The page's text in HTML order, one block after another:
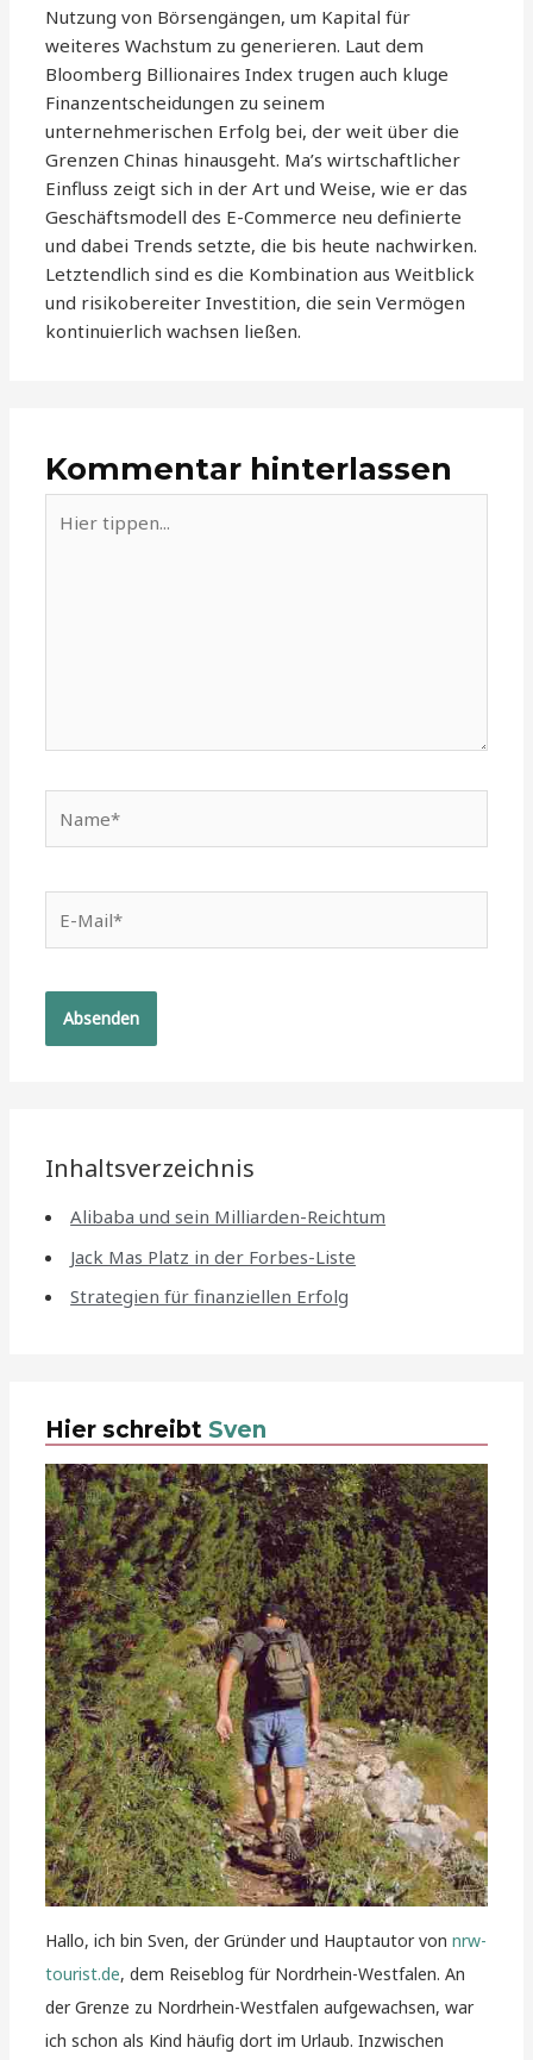
Nutzung von Börsengängen, um Kapital für
weiteres Wachstum zu generieren. Laut dem
Bloomberg Billionaires Index trugen auch kluge
Finanzentscheidungen zu seinem
unternehmerischen Erfolg bei, der weit über die
Grenzen Chinas hinausgeht. Ma’s wirtschaftlicher
Einfluss zeigt sich in der Art und Weise, wie er das
Geschäftsmodell des E-Commerce neu definierte
und dabei Trends setzte, die bis heute nachwirken.
Letztendlich sind es die Kombination aus Weitblick
und risikobereiter Investition, die sein Vermögen
kontinuierlich wachsen ließen.
Kommentar hinterlassen
tippen...
Mail*
Inhaltsverzeichnis
Alibaba und sein Milliarden-Reichtum
Jack Mas Platz in der Forbes-Liste
Strategien für finanziellen Erfolg
Hier schreibt Sven
Hallo, ich bin Sven, der Gründer und Hauptautor vonnrw-
tourist.de, dem Reiseblog für Nordrhein-Westfalen. An
der Grenze zu Nordrhein-Westfalen aufgewachsen, war
ich schon als Kind häufig dort im Urlaub. Inzwischen